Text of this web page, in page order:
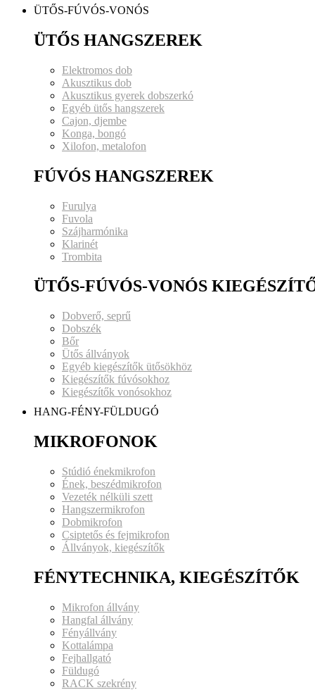
ÜTŐS-FÚVÓS-VONÓS
ÜTŐS HANGSZEREK
Elektromos dob
Akusztikus dob
Akusztikus gyerek dobszerkó
Egyéb ütős hangszerek
Cajon, djembe
Konga, bongó
Xilofon, metalofon
FÚVÓS HANGSZEREK
Furulya
Fuvola
Szájharmónika
Klarinét
Trombita
ÜTŐS-FÚVÓS-VONÓS
Dobverő, seprű
Dobszék
Bőr
Ütős állványok
Egyéb kiegészítők ütősökhöz
Kiegészítők fúvósokhoz
Kiegészítők vonósokhoz
HANG-FÉNY-FÜLDUGÓ
MIKROFONOK
Stúdió énekmikrofon
Ének, beszédmikrofon
Vezeték nélküli szett
Hangszermikrofon
Dobmikrofon
Csiptetős és fejmikrofon
Állványok, kiegészítők
FÉNYTECHNIKA, KIEGÉSZÍTŐK
Mikrofon állvány
Hangfal állvány
Fényállvány
Kottalámpa
Fejhallgató
Füldugó
RACK szekrény